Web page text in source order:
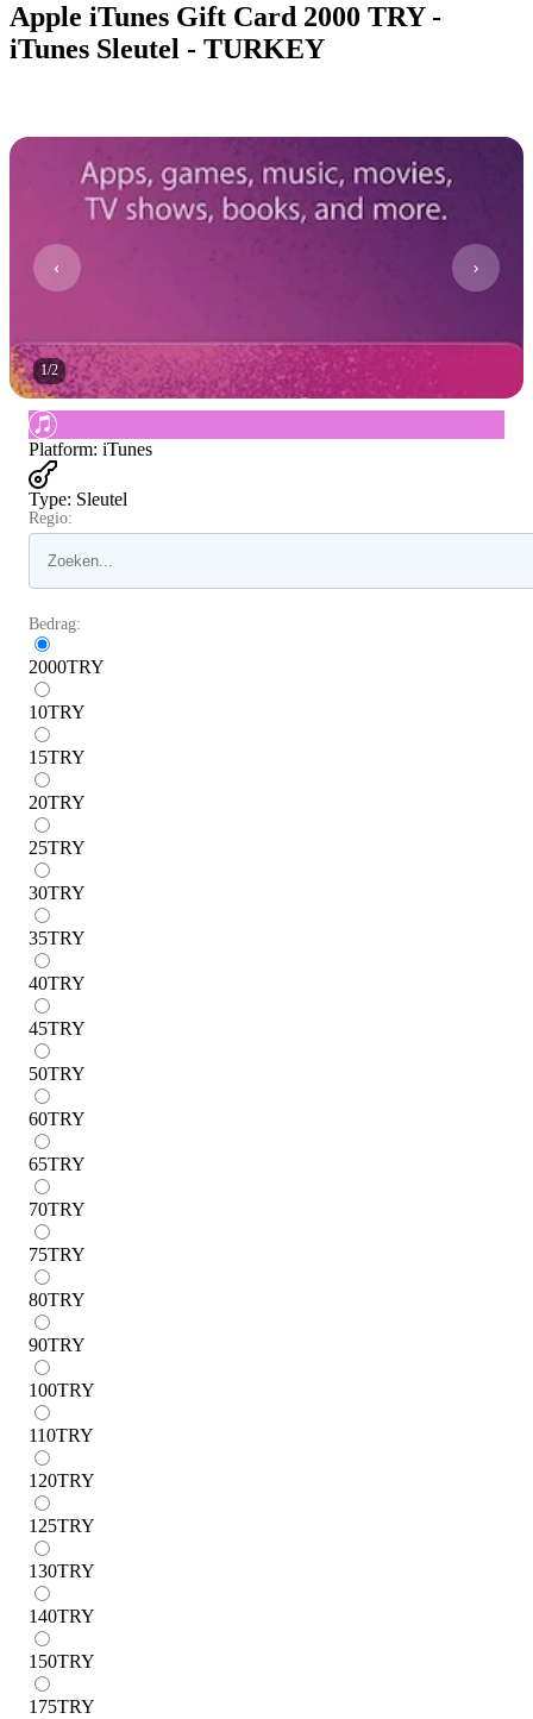
Apple iTunes Gift Card 2000 TRY -
iTunes Sleutel - TURKEY
1/2
Platform: iTunes
Type: Sleutel
Regio:
Bedrag:
2000TRY
10TRY
15TRY
20TRY
25TRY
30TRY
35TRY
40TRY
45TRY
50TRY
60TRY
65TRY
70TRY
75TRY
80TRY
90TRY
100TRY
110TRY
120TRY
125TRY
130TRY
140TRY
150TRY
175TRY